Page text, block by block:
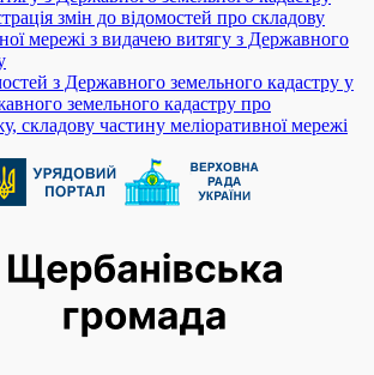
змін до відомостей про складову
мережі з видачею витягу з Державного
з Державного земельного кадастру у
земельного кадастру про
складову частину меліоративної мережі